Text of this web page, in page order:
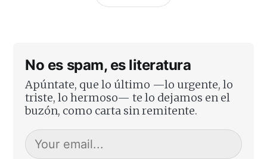
No es spam, es literatura
Apúntate, que lo último —lo urgente, lo
triste, lo hermoso— te lo dejamos en el
buzón, como carta sin remitente.